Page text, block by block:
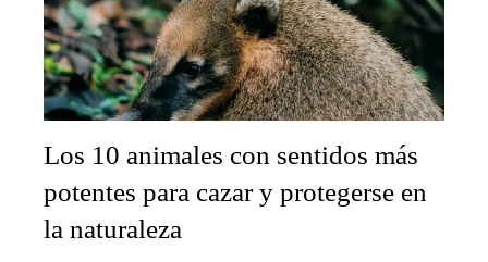
Los 10 animales con sentidos más
potentes para cazar y protegerse en
la naturaleza